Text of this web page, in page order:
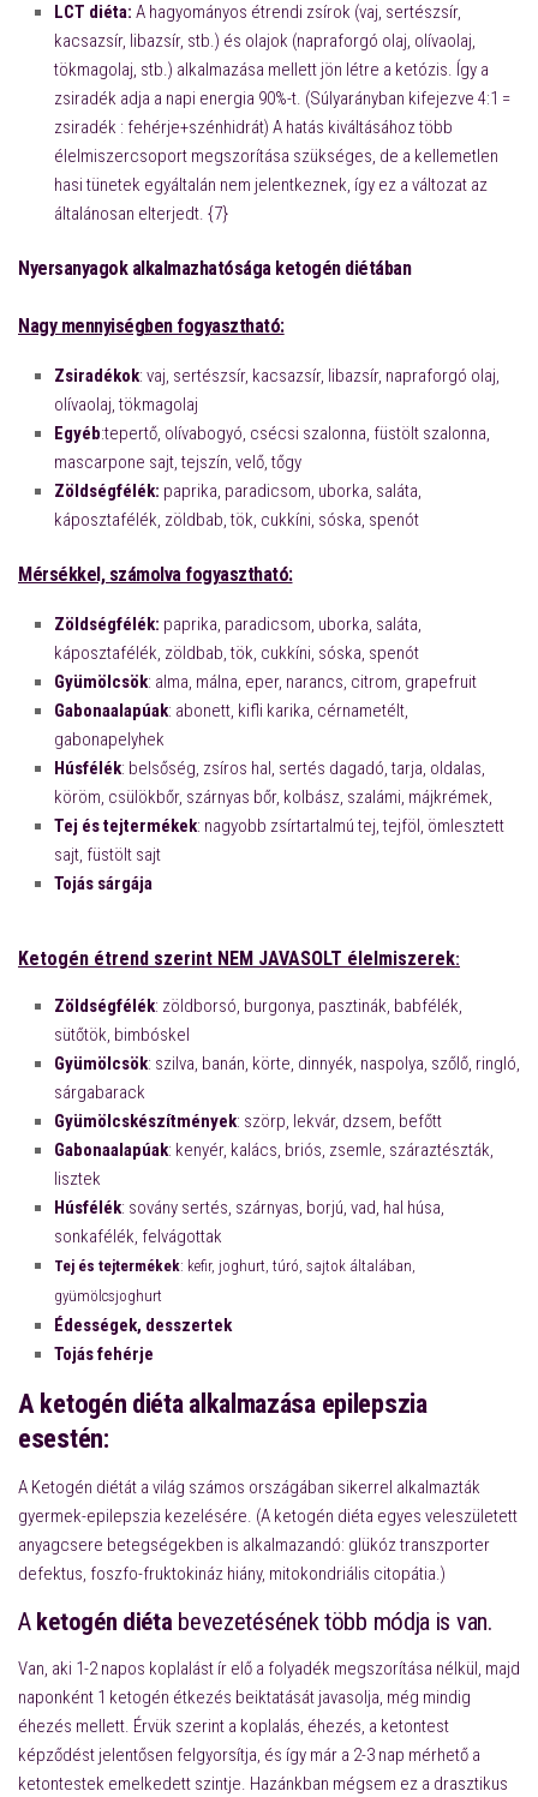
LCT diéta: A hagyományos étrendi zsírok (vaj, sertészsír,
kacsazsír, libazsír, stb.) és olajok (napraforgó olaj, olívaolaj,
tökmagolaj, stb.) alkalmazása mellett jön létre a ketózis. Így a
zsiradék adja a napi energia 90%-t. (Súlyarányban kifejezve 4:1 =
zsiradék : fehérje+szénhidrát) A hatás kiváltásához több
élelmiszercsoport megszorítása szükséges, de a kellemetlen
hasi tünetek egyáltalán nem jelentkeznek, így ez a változat az
általánosan elterjedt. {7}
Nyersanyagok alkalmazhatósága ketogén diétában
Nagy mennyiségben fogyasztható:
Zsiradékok: vaj, sertészsír, kacsazsír, libazsír, napraforgó olaj,
olívaolaj, tökmagolaj
Egyéb:tepertő, olívabogyó, csécsi szalonna, füstölt szalonna,
mascarpone sajt, tejszín, velő, tőgy
Zöldségfélék: paprika, paradicsom, uborka, saláta,
káposztafélék, zöldbab, tök, cukkíni, sóska, spenót
Mérsékkel, számolva fogyasztható:
Zöldségfélék: paprika, paradicsom, uborka, saláta,
káposztafélék, zöldbab, tök, cukkíni, sóska, spenót
Gyümölcsök: alma, málna, eper, narancs, citrom, grapefruit
Gabonaalapúak: abonett, kifli karika, cérnametélt,
gabonapelyhek
Húsfélék: belsőség, zsíros hal, sertés dagadó, tarja, oldalas,
köröm, csülökbőr, szárnyas bőr, kolbász, szalámi, májkrémek,
Tej és tejtermékek: nagyobb zsírtartalmú tej, tejföl, ömlesztett
sajt, füstölt sajt
Tojás sárgája
Ketogén étrend szerint NEM JAVASOLT élelmiszerek:
Zöldségfélék: zöldborsó, burgonya, pasztinák, babfélék,
sütőtök, bimbóskel
Gyümölcsök: szilva, banán, körte, dinnyék, naspolya, szőlő, ringló,
sárgabarack
Gyümölcskészítmények: szörp, lekvár, dzsem, befőtt
Gabonaalapúak: kenyér, kalács, briós, zsemle, száraztészták,
lisztek
Húsfélék: sovány sertés, szárnyas, borjú, vad, hal húsa,
sonkafélék, felvágottak
Tej és tejtermékek: kefir, joghurt, túró, sajtok általában,
gyümölcsjoghurt
Édességek, desszertek
Tojás fehérje
A ketogén diéta alkalmazása epilepszia
esestén:
A Ketogén diétát a világ számos országában sikerrel alkalmazták
gyermek-epilepszia kezelésére. (A ketogén diéta egyes veleszületett
anyagcsere betegségekben is alkalmazandó: glükóz transzporter
defektus, foszfo-fruktokináz hiány, mitokondriális citopátia.)
A ketogén diéta bevezetésének több módja is van.
Van, aki 1-2 napos koplalást ír elő a folyadék megszorítása nélkül, majd
naponként 1 ketogén étkezés beiktatását javasolja, még mindig
éhezés mellett. Érvük szerint a koplalás, éhezés, a ketontest
képződést jelentősen felgyorsítja, és így már a 2-3 nap mérhető a
ketontestek emelkedett szintje. Hazánkban mégsem ez a drasztikus